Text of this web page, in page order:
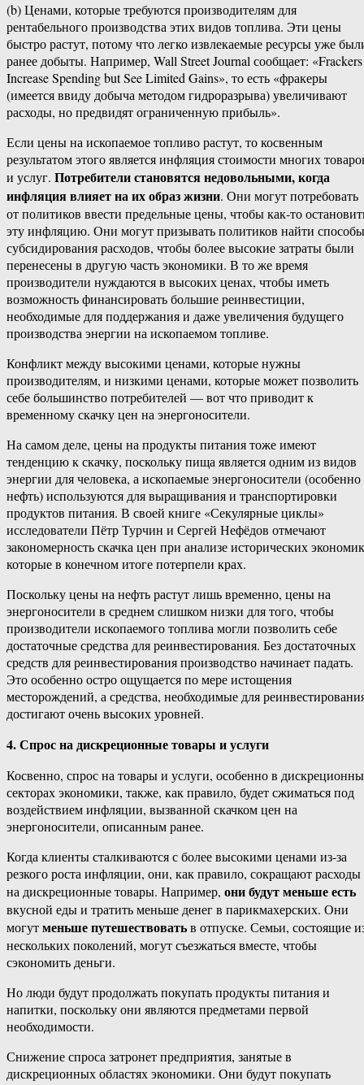
(b) Ценами, которые требуются производителям для
рентабельного производства этих видов топлива. Эти цены
быстро растут, потому что легко извлекаемые ресурсы уже
ранее добыты. Например, Wall Street Journal сообщает: «Frackers
Increase Spending but See Limited Gains», то есть «фракеры
(имеется ввиду добыча методом гидроразрыва) увеличивают
расходы, но предвидят ограниченную прибыль».
Если цены на ископаемое топливо растут, то косвенным
результатом этого является инфляция стоимости многих
и услуг. Потребители становятся недовольными, когда
инфляция влияет на их образ жизни. Они могут потребовать
от политиков ввести предельные цены, чтобы как-то
эту инфляцию. Они могут призывать политиков найти способы
субсидирования расходов, чтобы более высокие затраты были
перенесены в другую часть экономики. В то же время
производители нуждаются в высоких ценах, чтобы иметь
возможность финансировать большие реинвестиции,
необходимые для поддержания и даже увеличения будущего
производства энергии на ископаемом топливе.
Конфликт между высокими ценами, которые нужны
производителям, и низкими ценами, которые может позволить
себе большинство потребителей — вот что приводит к
временному скачку цен на энергоносители.
На самом деле, цены на продукты питания тоже имеют
тенденцию к скачку, поскольку пища является одним из видов
энергии для человека, а ископаемые энергоносители (особенно
нефть) используются для выращивания и транспортировки
продуктов питания. В своей книге «Секулярные циклы»
исследователи Пётр Турчин и Сергей Нефёдов отмечают
закономерность скачка цен при анализе исторических
которые в конечном итоге потерпели крах.
Поскольку цены на нефть растут лишь временно, цены на
энергоносители в среднем слишком низки для того, чтобы
производители ископаемого топлива могли позволить себе
достаточные средства для реинвестирования. Без достаточных
средств для реинвестирования производство начинает падать.
Это особенно остро ощущается по мере истощения
месторождений, а средства, необходимые для
достигают очень высоких уровней.
4. Спрос на дискреционные товары и услуги
Косвенно, спрос на товары и услуги, особенно в
секторах экономики, также, как правило, будет сжиматься под
воздействием инфляции, вызванной скачком цен на
энергоносители, описанным ранее.
Когда клиенты сталкиваются с более высокими ценами из-за
резкого роста инфляции, они, как правило, сокращают расходы
на дискреционные товары. Например, они будут меньше есть
вкусной еды и тратить меньше денег в парикмахерских. Они
могутменьше путешествоватьв отпуске. Семьи, состоящие
нескольких поколений, могут съезжаться вместе, чтобы
сэкономить деньги.
Но люди будут продолжать покупать продукты питания и
напитки, поскольку они являются предметами первой
необходимости.
Снижение спроса затронет предприятия, занятые в
дискреционных областях экономики. Они будут покупать